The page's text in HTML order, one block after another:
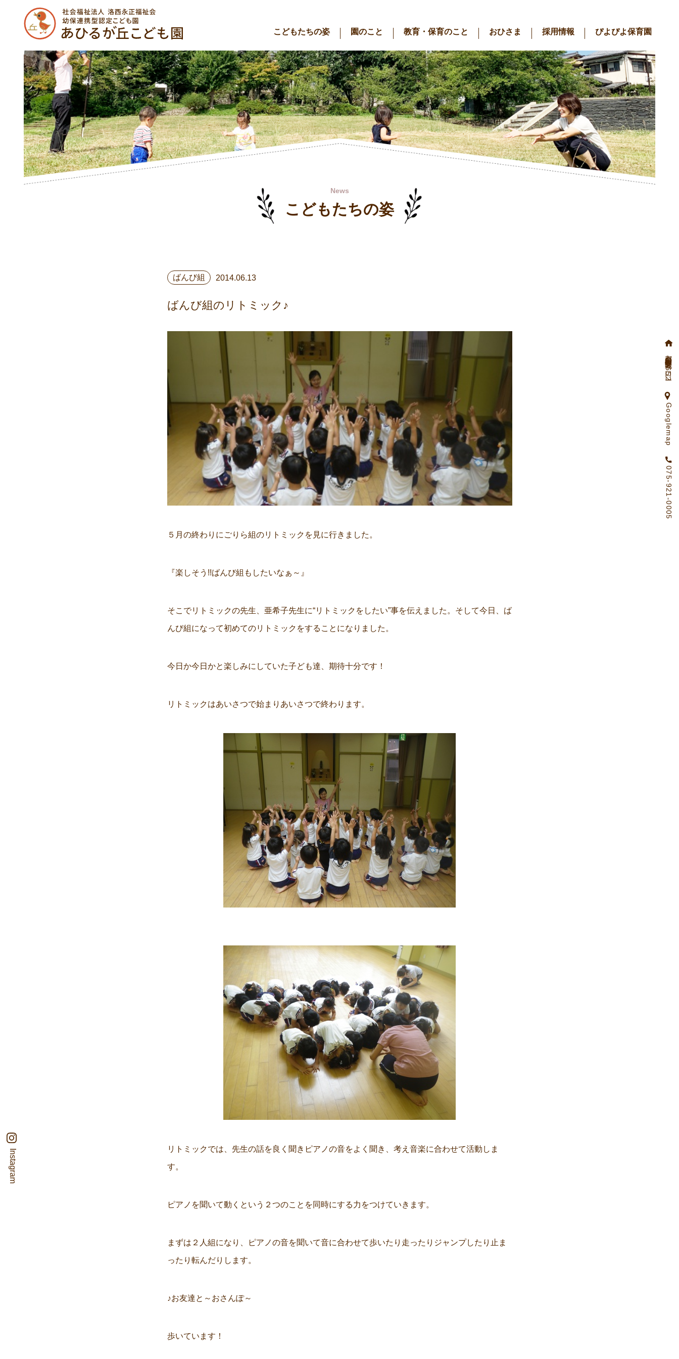
Instagram
こどもたちの姿 園のこと 教育・保育のこと おひさま 採用情報 ぴよぴよ保育園
京都府向日市物集女町北ノ口65ー2
Googlemap
075-921-0005
News
こどもたちの姿
ばんび組 2014.06.13
ばんび組のリトミック♪
５月の終わりにごりら組のリトミックを見に行きました。
『楽しそう!!ばんび組もしたいなぁ～』
そこでリトミックの先生、亜希子先生に“リトミックをしたい”事を伝えました。そして今日、ば
んび組になって初めてのリトミックをすることになりました。
今日か今日かと楽しみにしていた子ども達、期待十分です！
リトミックはあいさつで始まりあいさつで終わります。
リトミックでは、先生の話を良く聞きピアノの音をよく聞き、考え音楽に合わせて活動しま
す。
ピアノを聞いて動くという２つのことを同時にする力をつけていきます。
まずは２人組になり、ピアノの音を聞いて音に合わせて歩いたり走ったりジャンプしたり止ま
ったり転んだりします。
♪お友達と～おさんぽ～
歩いています！